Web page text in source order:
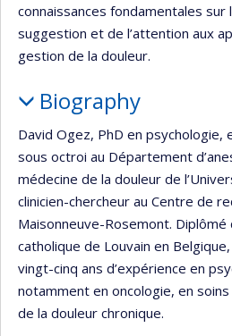
connaissances fondamentales sur
suggestion et de l’attention aux
gestion de la douleur.
Biography
David Ogez, PhD en
sous octroi au Département
médecine de la douleur de
clinicien-chercheur au Centre de
Maisonneuve-Rosemont. Diplômé
catholique de Louvain en
vingt-cinq ans d’expérience en
notamment en oncologie, en
de la douleur chronique.